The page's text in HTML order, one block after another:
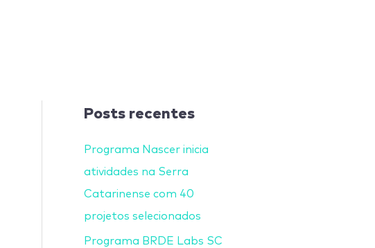
Posts recentes
Programa Nascer inicia
atividades na Serra
Catarinense com 40
projetos selecionados
Programa BRDE Labs SC